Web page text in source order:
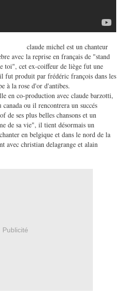
claude michel est un chanteur
avec la reprise en français de "stand
toi", cet ex-coiffeur de liège fut une
fut produit par frédéric françois dans les
à la rose d'or d'antibes.
en co-production avec claude barzotti,
ou il rencontrera un succés
de ses plus belles chansons et un
de sa vie", il tient désormais un
en belgique et dans le nord de la
avec christian delagrange et alain
Publicité